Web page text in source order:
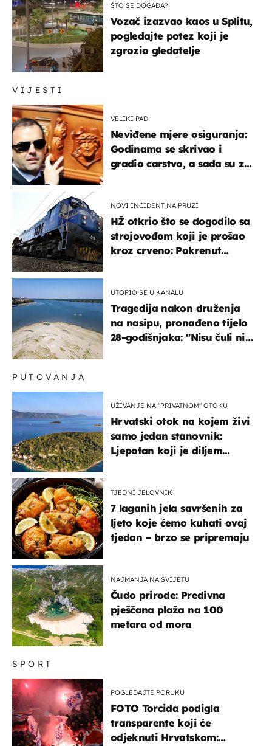
VIJESTI
VELIKI PAD
Neviđene mjere osiguranja:
Godinama se skrivao i
gradio carstvo, a sada su za
NOVI INCIDENT NA PRUZI
HŽ otkrio što se dogodilo sa
strojovođom koji je prošao
kroz crveno: Pokrenut
UTOPIO SE U KANALU
Tragedija nakon druženja
na nasipu, pronađeno tijelo
28-godišnjaka: "Nisu čuli ni
ŠTO SE DOGAĐA?
Vozač izazvao kaos u Splitu,
pogledajte potez koji je
zgrozio gledatelje
SPORT
POGLEDAJTE PORUKU
FOTO Torcida podigla
transparente koji će
odjeknuti Hrvatskom:
PUTOVANJA
UŽIVANJE NA "PRIVATNOM" OTOKU
Hrvatski otok na kojem živi
samo jedan stanovnik:
Ljepotan koji je diljem
TJEDNI JELOVNIK
7 laganih jela savršenih za
ljeto koje ćemo kuhati ovaj
tjedan – brzo se pripremaju
NAJMANJA NA SVIJETU
Čudo prirode: Predivna
pješčana plaža na 100
metara od mora